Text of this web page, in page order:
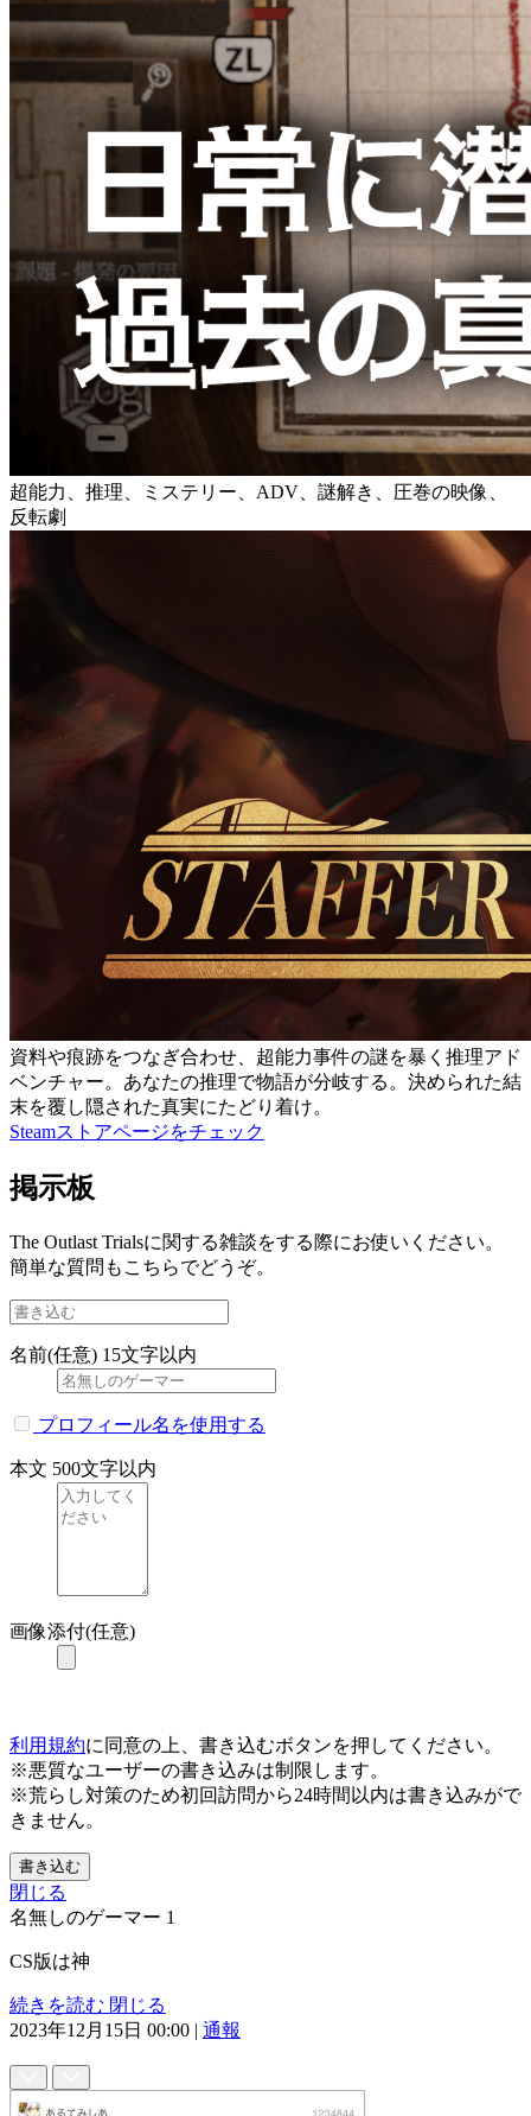
超能力、推理、ミステリー、ADV、謎解き、圧巻の映像、
反転劇
資料や痕跡をつなぎ合わせ、超能力事件の謎を暴く推理アド
ベンチャー。あなたの推理で物語が分岐する。決められた結
末を覆し隠された真実にたどり着け。
Steamストアページをチェック
掲示板
The Outlast Trialsに関する雑談をする際にお使いください。
簡単な質問もこちらでどうぞ。
名前(任意) 15文字以内
プロフィール名を使用する
本文 500文字以内
画像添付(任意)
利用規約に同意の上、書き込むボタンを押してください。
※悪質なユーザーの書き込みは制限します。
※荒らし対策のため初回訪問から24時間以内は書き込みがで
きません。
書き込む
閉じる
名無しのゲーマー 1
CS版は神
続きを読む 閉じる
2023年12月15日 00:00 | 通報